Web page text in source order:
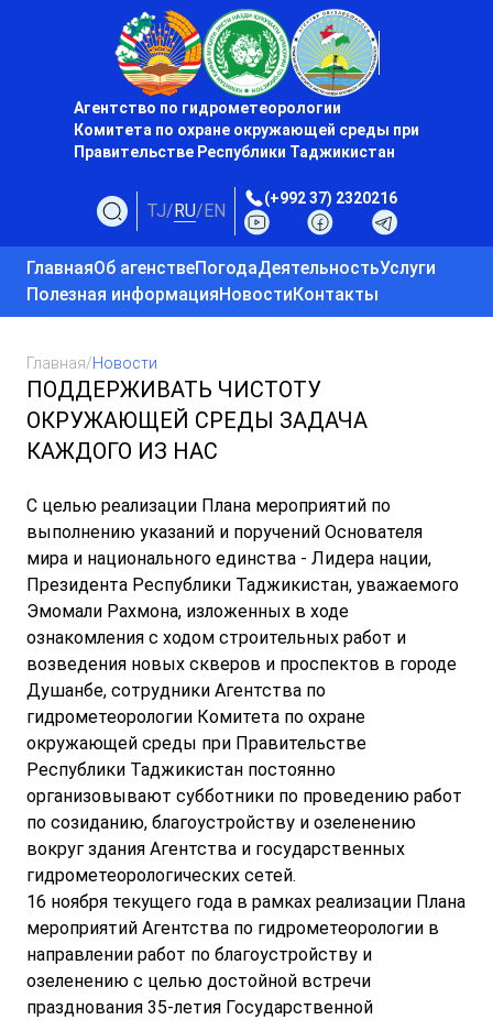
Агентство по гидрометеорологии
Комитета по охране окружающей среды при
Правительстве Республики Таджикистан
TJ/RU/EN
(+992 37) 2320216
ГлавнаяОб агенствеПогодаДеятельностьУслуги
Полезная информацияНовостиКонтакты
Главная/Новости
ПОДДЕРЖИВАТЬ ЧИСТОТУ
ОКРУЖАЮЩЕЙ СРЕДЫ ЗАДАЧА
КАЖДОГО ИЗ НАС
С целью реализации Плана мероприятий по
выполнению указаний и поручений Основателя
мира и национального единства - Лидера нации,
Президента Республики Таджикистан, уважаемого
Эмомали Рахмона, изложенных в ходе
ознакомления с ходом строительных работ и
возведения новых скверов и проспектов в городе
Душанбе, сотрудники Агентства по
гидрометеорологии Комитета по охране
окружающей среды при Правительстве
Республики Таджикистан постоянно
организовывают субботники по проведению работ
по созиданию, благоустройству и озеленению
вокруг здания Агентства и государственных
гидрометеорологических сетей.
16 ноября текущего года в рамках реализации Плана
мероприятий Агентства по гидрометеорологии в
направлении работ по благоустройству и
озеленению с целью достойной встречи
празднования 35-летия Государственной